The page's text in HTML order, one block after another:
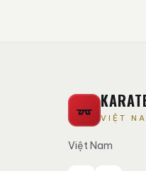
VIỆT
Việt Nam